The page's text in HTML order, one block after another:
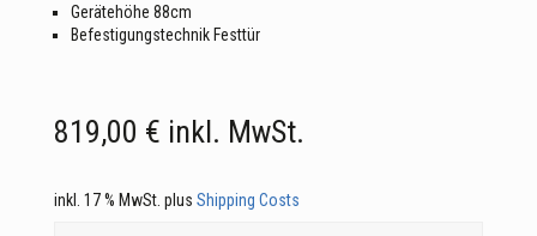
Gerätehöhe 88cm
Befestigungstechnik Festtür
819,00 € inkl. MwSt.
inkl. 17 % MwSt. plus Shipping Costs